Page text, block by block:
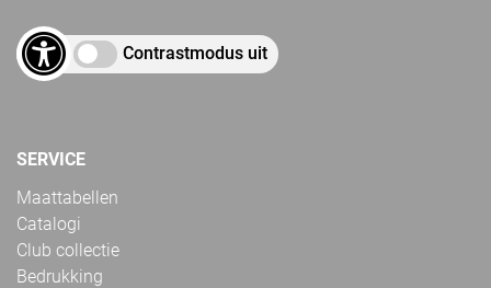
Contrastmodus uit
SERVICE
Maattabellen
Catalogi
Club collectie
Bedrukking